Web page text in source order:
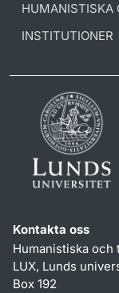
HUMANISTISKA
INSTITUTIONER
Kontakta oss
Humanistiska
LUX, Lunds
Box 192